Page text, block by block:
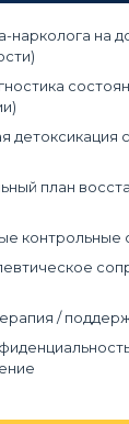
нарколога на
детоксикация
план
контрольные
/